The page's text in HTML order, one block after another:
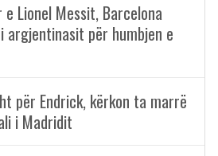
Lionel Messit, Barcelona
argjentinasit për humbjen e
për Endrick, kërkon ta marrë
i Madridit